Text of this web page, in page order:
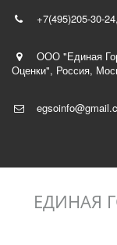
+7(495)205-30-24,
ООО "Единая
Оценки", Россия,
ЕДИНАЯ